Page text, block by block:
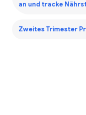
an und tracke
Zweites Trimester